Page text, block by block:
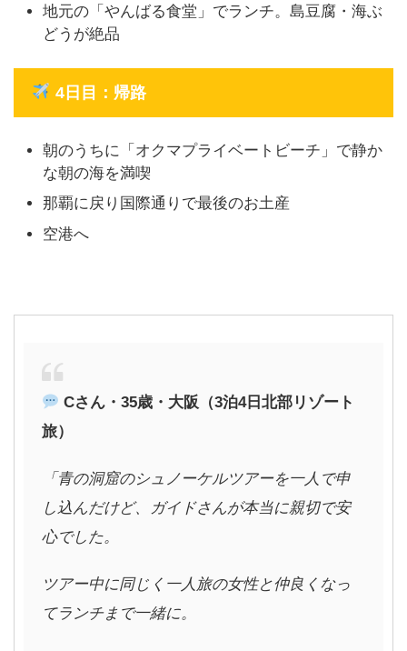
地元の「やんばる食堂」でランチ。島豆腐・海ぶ
どうが絶品
4日目：帰路
朝のうちに「オクマプライベートビーチ」で静か
な朝の海を満喫
那覇に戻り国際通りで最後のお土産
空港へ
Cさん・35歳・大阪（3泊4日北部リゾート
旅）
「青の洞窟のシュノーケルツアーを一人で申
し込んだけど、ガイドさんが本当に親切で安
心でした。
ツアー中に同じく一人旅の女性と仲良くなっ
てランチまで一緒に。